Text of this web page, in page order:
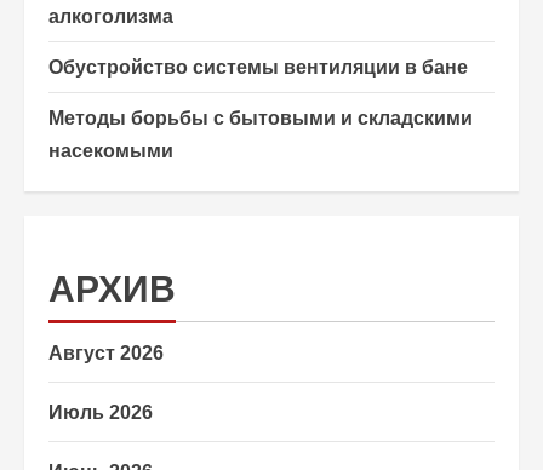
алкоголизма
Обустройство системы вентиляции в бане
Методы борьбы с бытовыми и складскими
насекомыми
АРХИВ
Август 2026
Июль 2026